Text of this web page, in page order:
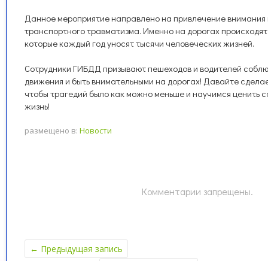
Данное мероприятие направлено на привлечение
транспортного травматизма. Именно на дорогах
которые каждый год уносят тысячи человеческих жизней.
Сотрудники ГИБДД призывают пешеходов и водителей
движения и быть внимательными на дорогах! Давайте
чтобы трагедий было как можно меньше и научимся ценить
жизнь!
размещено в: Новости
Комментарии запрещены.
← Предыдущая запись